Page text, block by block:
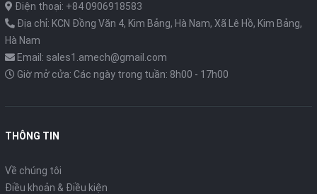
Điện thoại: +84 0906918583
Địa chỉ: KCN Đồng Văn 4, Kim Bảng, Hà Nam, Xã Lê Hồ, Kim Bảng,
Hà Nam
Email: sales1.amech@gmail.com
Giờ mở cửa: Các ngày trong tuần: 8h00 - 17h00
THÔNG TIN
Về chúng tôi
Điều khoản & Điều kiện